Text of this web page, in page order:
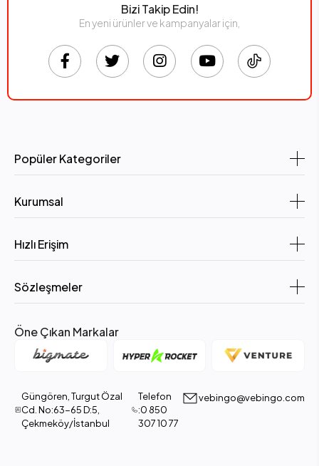
Bizi Takip Edin!
En yeni ürünler ve kampanyalar için,
Popüler Kategoriler
Kurumsal
Hızlı Erişim
Sözleşmeler
Öne Çıkan Markalar
Güngören, Turgut Özal
Cd. No:63-65 D:5,
Çekmeköy/İstanbul
Telefon
:0 850
307 10 77
vebingo@vebingo.com